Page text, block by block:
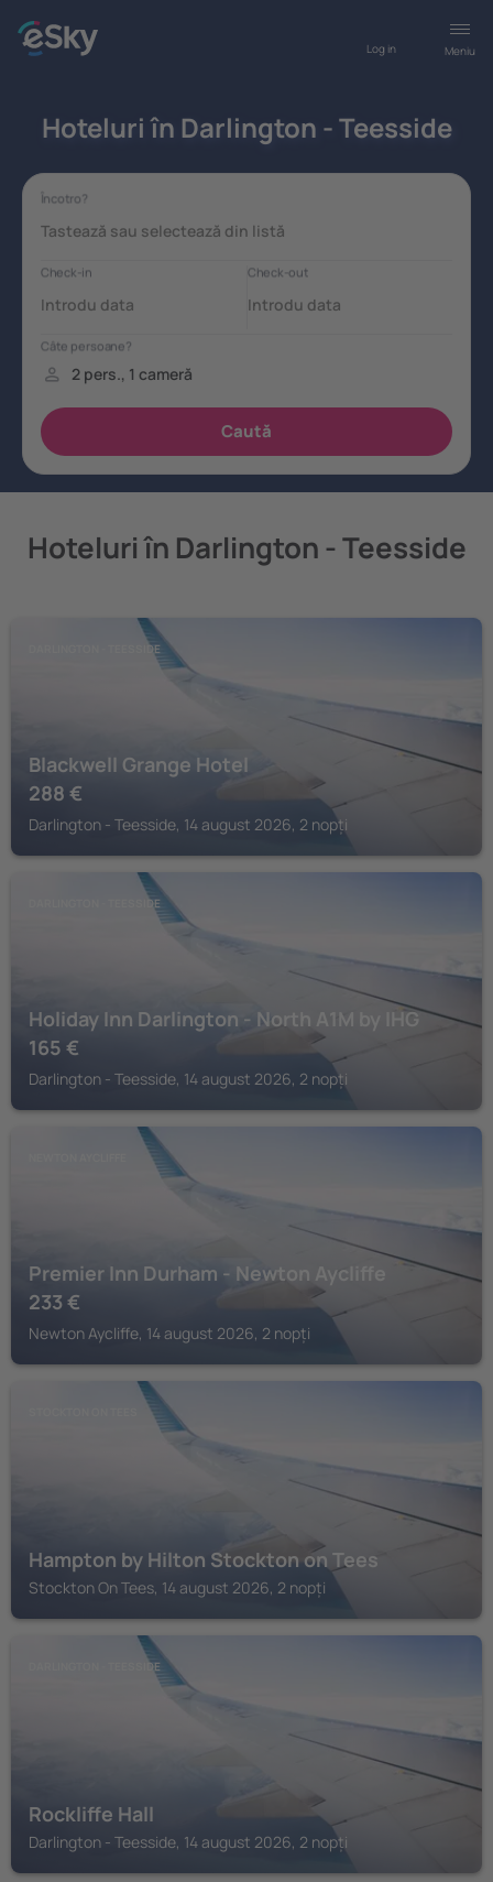
Meniu
Log in
Hoteluri în Darlington - Teesside
Hoteluri în Darlington - Teesside
DARLINGTON - TEESSIDE
Blackwell Grange Hotel
288 €
Darlington - Teesside, 14 august 2026, 2 nopți
DARLINGTON - TEESSIDE
Holiday Inn Darlington - North A1M by IHG
165 €
Darlington - Teesside, 14 august 2026, 2 nopți
Premier Inn Durham - Newton Aycliffe
233 €
Newton Aycliffe, 14 august 2026, 2 nopți
Hampton by Hilton Stockton on Tees
Stockton On Tees, 14 august 2026, 2 nopți
DARLINGTON - TEESSIDE
Rockliffe Hall
Darlington - Teesside, 14 august 2026, 2 nopți